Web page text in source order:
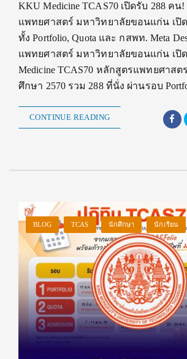
KKU Medicine TCAS70 เปิดรับ 288 ค
แพทยศาสตร์ มหาวิทยาลัยขอนแก่น เปิ
ทั้ง Portfolio, Quota และ กสพท. Meta
แพทยศาสตร์ มหาวิทยาลัยขอนแก่น เปิ
Medicine TCAS70 หลักสูตรแพทยศาส
ศึกษา 2570 รวม 288 ที่นั่ง ผ่านรอบ
CONTINUE READING
BLOG TCAS นักศึกษา นักเรียน